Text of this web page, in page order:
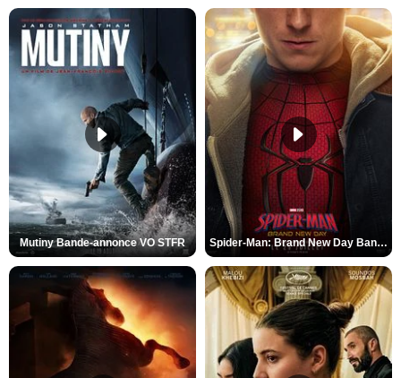
Mutiny Bande-annonce VO STFR Spider-Man: Brand New Day Bande-annonce VO STFR